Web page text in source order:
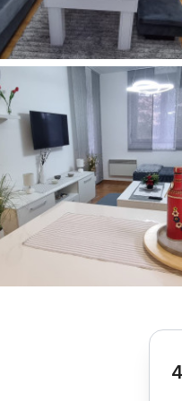
Valjevo
Pirot
Vršac
Leskovac
Senta
Ljubovija
Negotin